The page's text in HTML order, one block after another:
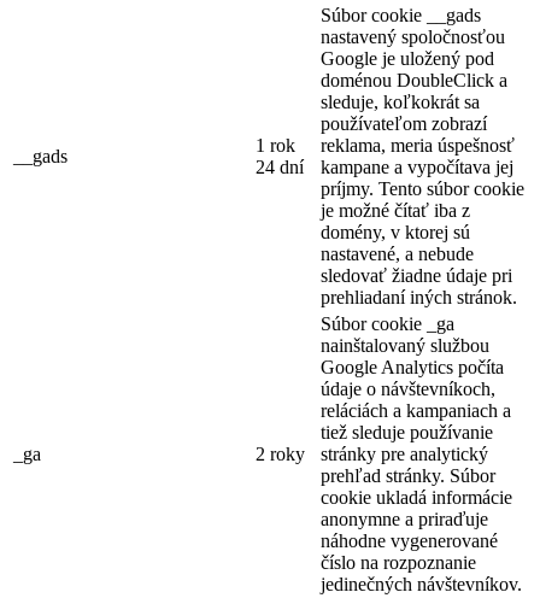
__gads
1 rok
24 dní
Súbor cookie __gads
nastavený spoločnosťou
Google je uložený pod
doménou DoubleClick a
sleduje, koľkokrát sa
používateľom zobrazí
reklama, meria úspešnosť
kampane a vypočítava jej
príjmy. Tento súbor cookie
je možné čítať iba z
domény, v ktorej sú
nastavené, a nebude
sledovať žiadne údaje pri
prehliadaní iných stránok.
_ga 2 roky
Súbor cookie _ga
nainštalovaný službou
Google Analytics počíta
údaje o návštevníkoch,
reláciách a kampaniach a
tiež sleduje používanie
stránky pre analytický
prehľad stránky. Súbor
cookie ukladá informácie
anonymne a priraďuje
náhodne vygenerované
číslo na rozpoznanie
jedinečných návštevníkov.